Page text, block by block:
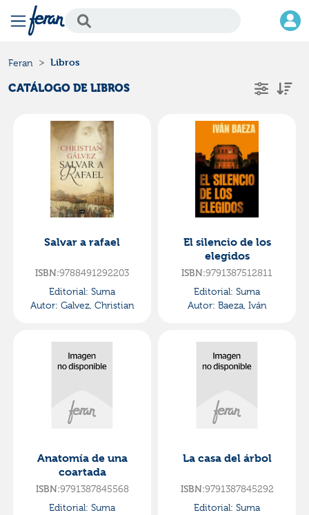
Feran Libros
CATÁLOGO DE LIBROS
Salvar a rafael
ISBN:9788491292203
Editorial: Suma
Autor: Galvez, Christian
El silencio de los
elegidos
ISBN:9791387512811
Editorial: Suma
Autor: Baeza, Iván
Anatomía de una
coartada
ISBN:9791387845568
Editorial: Suma
La casa del árbol
ISBN:9791387845292
Editorial: Suma